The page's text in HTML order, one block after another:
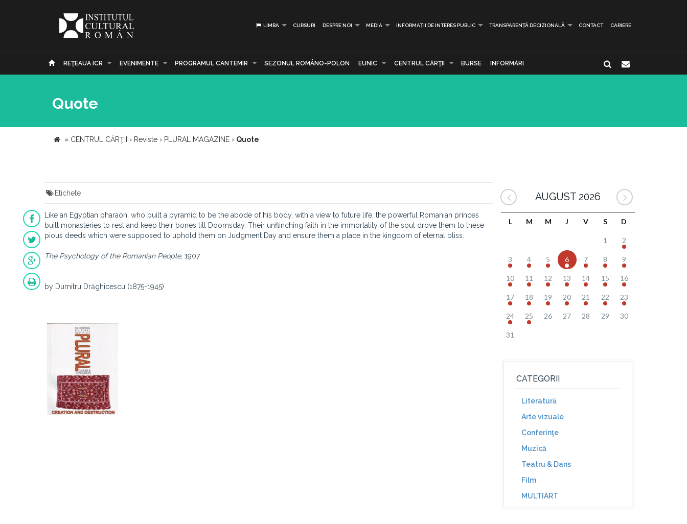
LIMBA CURSURI DESPRE NOI MEDIA INFORMAȚII DE INTERES PUBLIC TRANSPARENȚĂ DECIZIONALĂ CONTACT CARIERE
REŢEAUA ICR EVENIMENTE PROGRAMUL CANTEMIR SEZONUL ROMÂNO-POLON EUNIC CENTRUL CĂRŢII BURSE INFORMĂRI
Quote
» CENTRUL CĂRŢII › Reviste › PLURAL MAGAZINE › Quote
Etichete
Like an Egyptian pharaoh, who built a pyramid to be the abode of his body, with a view to future life, the powerful Romanian princes
built monasteries to rest and keep their bones till Doomsday. Their unflinching faith in the immortality of the soul drove them to these
pious deeds which were supposed to uphold them on Judgment Day and ensure them a place in the kingdom of eternal bliss.
The Psychology of the Romanian People, 1907
by Dumitru Drăghicescu (1875-1945)
AUGUST 2026
L M M J V S D
1 2
3 4 5 6 7 8 9
10 11 12 13 14 15 16
17 18 19 20 21 22 23
24 25 26 27 28 29 30
31
CATEGORII
Literatură
Arte vizuale
Conferinţe
Muzică
Teatru & Dans
Film
MULTIART